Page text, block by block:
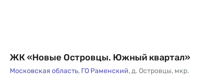
ЖК «Новые Островцы. Южный квартал»
Московская область, ГО Раменский,д. Островцы, мкр.